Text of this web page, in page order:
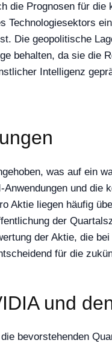
Prognosen für
Technologiesektors
Die geopolitische
behalten, da sie die
Intelligenz
was auf ein
und
Aktie liegen häufig
der
der Aktie, die
für die
und
bevorstehenden